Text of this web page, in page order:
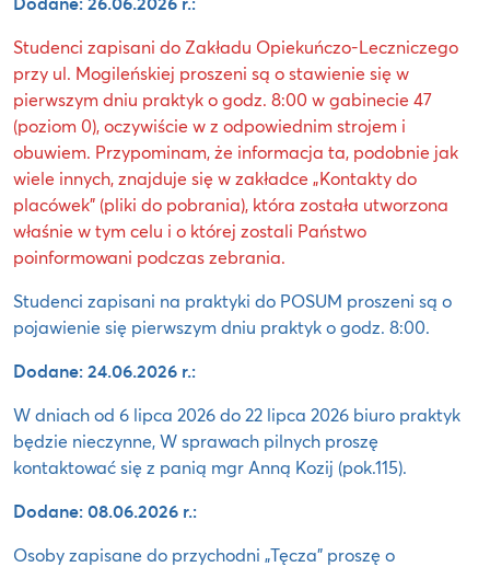
Studenci zapisani do Zakładu Opiekuńczo-Leczniczego
przy ul. Mogileńskiej proszeni są o stawienie się w
pierwszym dniu praktyk o godz. 8:00 w gabinecie 47
(poziom 0), oczywiście w z odpowiednim strojem i
obuwiem. Przypominam, że informacja ta, podobnie jak
wiele innych, znajduje się w zakładce „Kontakty do
placówek” (pliki do pobrania), która została utworzona
właśnie w tym celu i o której zostali Państwo
poinformowani podczas zebrania.
Studenci zapisani na praktyki do POSUM proszeni są o
pojawienie się pierwszym dniu praktyk o godz. 8:00.
Dodane: 24.06.2026 r.:
W dniach od 6 lipca 2026 do 22 lipca 2026 biuro praktyk
będzie nieczynne, W sprawach pilnych proszę
kontaktować się z panią mgr Anną Kozij (pok.115).
Dodane: 08.06.2026 r.:
Osoby zapisane do przychodni „Tęcza” proszę o